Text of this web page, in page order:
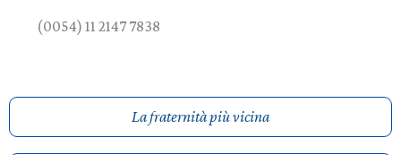
(0054) 11 2147 7838
La fraternità più vicina